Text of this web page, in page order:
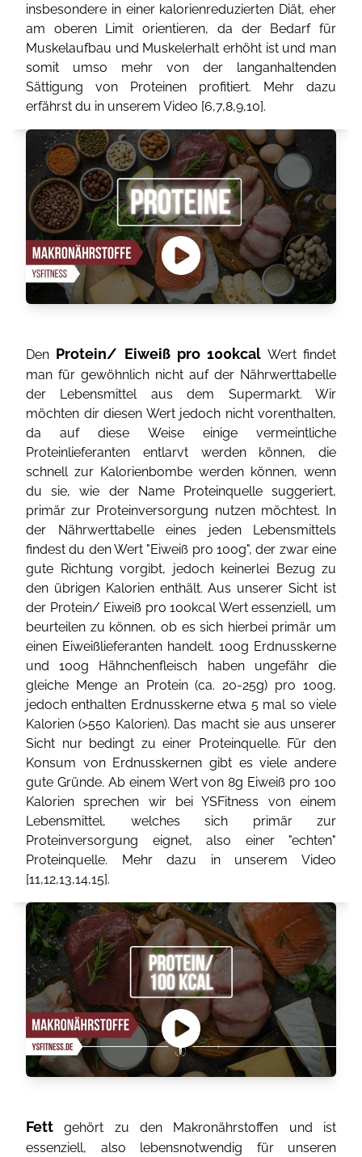
insbesondere in einer kalorienreduzierten Diät, eher
am oberen Limit orientieren, da der Bedarf für
Muskelaufbau und Muskelerhalt erhöht ist und man
somit umso mehr von der langanhaltenden
Sättigung von Proteinen profitiert. Mehr dazu
erfährst du in unserem Video [6,7,8,9,10].
Den Protein/ Eiweiß pro 100kcal Wert findet
man für gewöhnlich nicht auf der Nährwerttabelle
der Lebensmittel aus dem Supermarkt. Wir
möchten dir diesen Wert jedoch nicht vorenthalten,
da auf diese Weise einige vermeintliche
Proteinlieferanten entlarvt werden können, die
schnell zur Kalorienbombe werden können, wenn
du sie, wie der Name Proteinquelle suggeriert,
primär zur Proteinversorgung nutzen möchtest. In
der Nährwerttabelle eines jeden Lebensmittels
findest du den Wert "Eiweiß pro 100g", der zwar eine
gute Richtung vorgibt, jedoch keinerlei Bezug zu
den übrigen Kalorien enthält. Aus unserer Sicht ist
der Protein/ Eiweiß pro 100kcal Wert essenziell, um
beurteilen zu können, ob es sich hierbei primär um
einen Eiweißlieferanten handelt. 100g Erdnusskerne
und 100g Hähnchenfleisch haben ungefähr die
gleiche Menge an Protein (ca. 20-25g) pro 100g,
jedoch enthalten Erdnusskerne etwa 5 mal so viele
Kalorien (>550 Kalorien). Das macht sie aus unserer
Sicht nur bedingt zu einer Proteinquelle. Für den
Konsum von Erdnusskernen gibt es viele andere
gute Gründe. Ab einem Wert von 8g Eiweiß pro 100
Kalorien sprechen wir bei YSFitness von einem
Lebensmittel, welches sich primär zur
Proteinversorgung eignet, also einer "echten"
Proteinquelle. Mehr dazu in unserem Video
[11,12,13,14,15].
Fett gehört zu den Makronährstoffen und ist
essenziell, also lebensnotwendig für unseren